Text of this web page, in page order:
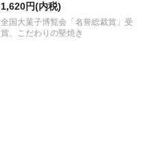
1,620円(内税)
全国大菓子博覧会「名誉総裁賞」受
賞、こだわりの堅焼き